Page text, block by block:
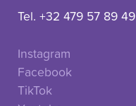
Tel. +32 479 57 89 49
Instagram
Facebook
TikTok